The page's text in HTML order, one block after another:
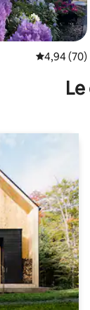
Évaluation
4,94 (70)